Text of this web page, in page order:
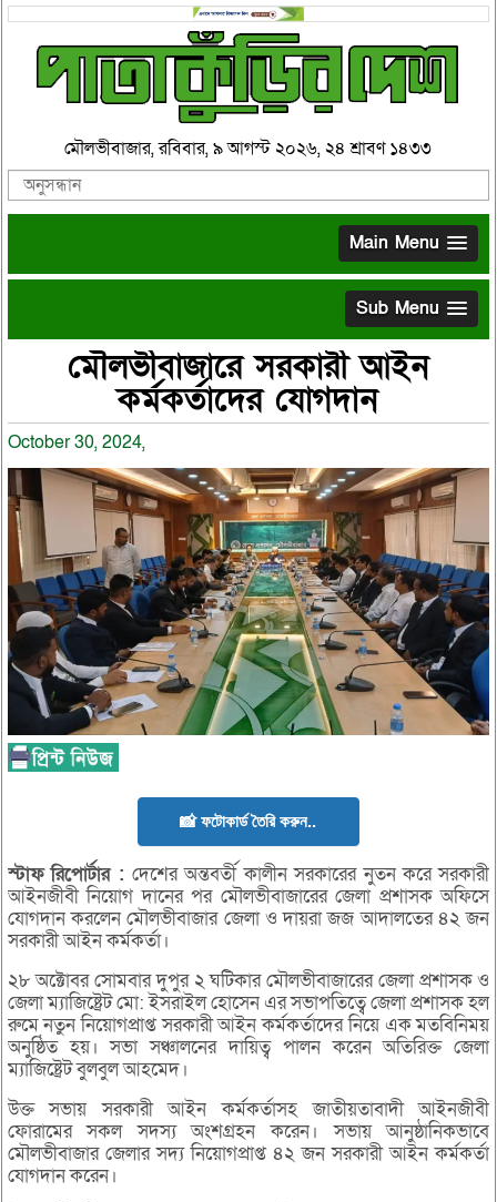
মৌলভীবাজার, রবিবার, ৯ আগস্ট ২০২৬, ২৪ শ্রাবণ ১৪৩৩
Main Menu
Sub Menu
মৌলভীবাজারে সরকারী আইন
কর্মকর্তাদের যোগদান
October 30, 2024,
📸 ফটোকার্ড তৈরি করুন..
স্টাফ রিপোর্টার: দেশের অন্তবর্তী কালীন সরকারের নুতন করে সরকারী
আইনজীবী নিয়োগ দানের পর মৌলভীবাজারের জেলা প্রশাসক অফিসে
যোগদান করলেন মৌলভীবাজার জেলা ও দায়রা জজ আদালতের ৪২ জন
সরকারী আইন কর্মকর্তা।
২৮ অক্টোবর সোমবার দুপুর ২ ঘটিকার মৌলভীবাজারের জেলা প্রশাসক ও
জেলা ম্যাজিষ্ট্রেট মো: ইসরাইল হোসেন এর সভাপতিত্বে জেলা প্রশাসক হল
রুমে নতুন নিয়োগপ্রাপ্ত সরকারী আইন কর্মকর্তাদের নিয়ে এক মতবিনিময়
অনুষ্ঠিত হয়। সভা সঞ্চালনের দায়িত্ব পালন করেন অতিরিক্ত জেলা
ম্যাজিষ্ট্রেট বুলবুল আহমেদ।
উক্ত সভায় সরকারী আইন কর্মকর্তাসহ জাতীয়তাবাদী আইনজীবী
ফোরামের সকল সদস্য অংশগ্রহন করেন। সভায় আনুষ্ঠানিকভাবে
মৌলভীবাজার জেলার সদ্য নিয়োগপ্রাপ্ত ৪২ জন সরকারী আইন কর্মকর্তা
যোগদান করেন।